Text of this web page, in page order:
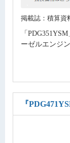
掲載誌：積算資
「
ーゼルエンジン
『